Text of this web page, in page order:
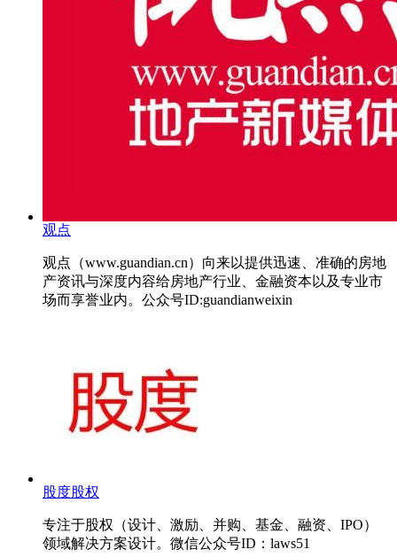
观点
观点（www.guandian.cn）向来以提供迅速、准确的房地
产资讯与深度内容给房地产行业、金融资本以及专业市
场而享誉业内。公众号ID:guandianweixin
股度股权
专注于股权（设计、激励、并购、基金、融资、IPO）
领域解决方案设计。微信公众号ID：laws51